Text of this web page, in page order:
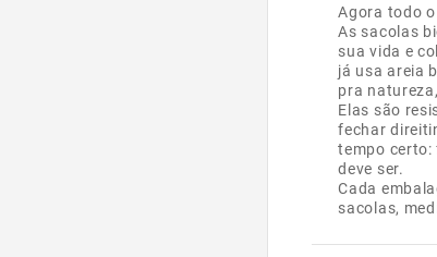
Agora todo
As sacolas
sua vida e
já usa areia
pra
Elas são
fechar
tempo certo:
deve ser.
Cada
sacolas,